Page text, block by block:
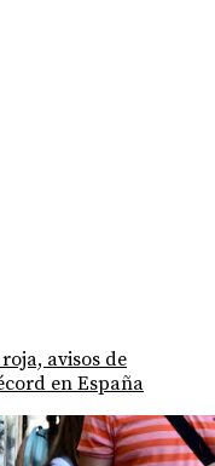
avisos de
en España